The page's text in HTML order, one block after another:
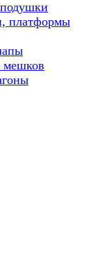
платформы
мешков